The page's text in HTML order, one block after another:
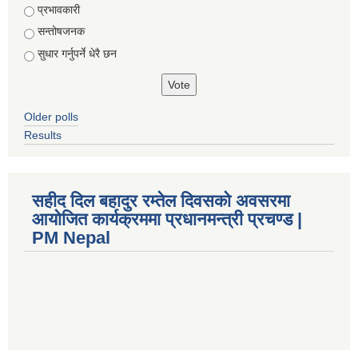
Choices
प्रभावकारी
सन्तोषजनक
सुधार गर्नुपर्ने धेरै छन
Older polls
Results
सहीद दिल बहादुर रम्तेल दिवसको अवसरमा
आयोजित कार्यक्रममा प्रधानमन्त्री प्रचण्ड |
PM Nepal